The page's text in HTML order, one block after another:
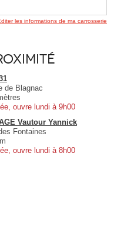
les informations de ma carrosserie
de Blagnac
ouvre lundi à 9h00
Vautour Yannick
Fontaines
ouvre lundi à 8h00